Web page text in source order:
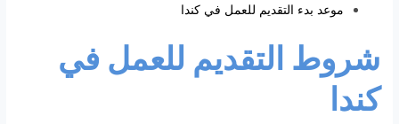
موعد بدء التقديم للعمل في كندا
شروط التقديم للعمل في
كندا